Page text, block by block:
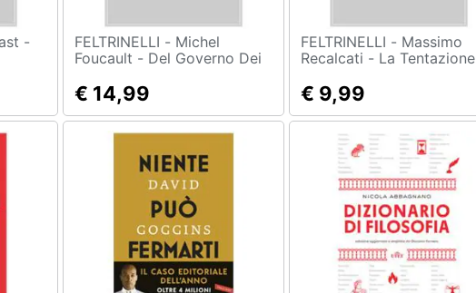
FELTRINELLI - Michel
Foucault - Del Governo Dei
France (1979-1980)
€ 14,99
FELTRINELLI - Massimo
Recalcati - La Tentazione
Un Lessico Civile
€ 9,99